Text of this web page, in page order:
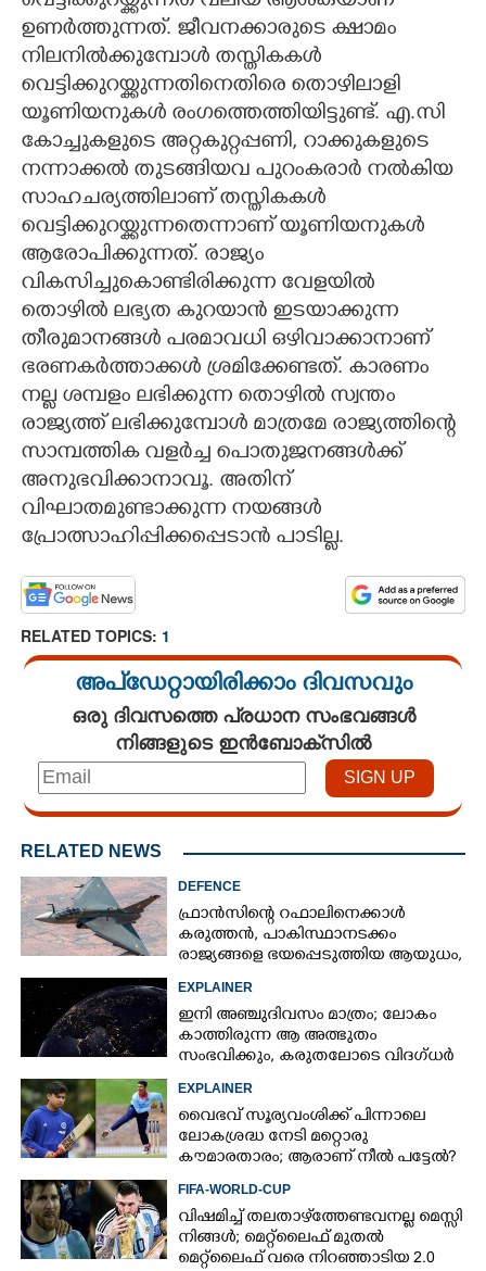
ഉണർത്തുന്നത്. ജീവനക്കാരുടെ ക്ഷാമം
നിലനിൽക്കുമ്പോൾ തസ്തികകൾ
വെട്ടിക്കുറയ്ക്കുന്നതിനെതിരെ തൊഴിലാളി
യൂണിയനുകൾ രംഗത്തെത്തിയിട്ടുണ്ട്. എ.സി
കോച്ചുകളുടെ അറ്റകുറ്റപ്പണി, റാക്കുകളുടെ
നന്നാക്കൽ തുടങ്ങിയവ പുറംകരാർ നൽകിയ
സാഹചര്യത്തിലാണ് തസ്തികകൾ
വെട്ടിക്കുറയ്ക്കുന്നതെന്നാണ് യൂണിയനുകൾ
ആരോപിക്കുന്നത്. രാജ്യം
വികസിച്ചുകൊണ്ടിരിക്കുന്ന വേളയിൽ
തൊഴിൽ ലഭ്യത കുറയാൻ ഇടയാക്കുന്ന
തീരുമാനങ്ങൾ പരമാവധി ഒഴിവാക്കാനാണ്
ഭരണകർത്താക്കൾ ശ്രമിക്കേണ്ടത്. കാരണം
നല്ല ശമ്പളം ലഭിക്കുന്ന തൊഴിൽ സ്വന്തം
രാജ്യത്ത് ലഭിക്കുമ്പോൾ മാത്രമേ രാജ്യത്തിന്റെ
സാമ്പത്തിക വളർച്ച പൊതുജനങ്ങൾക്ക്
അനുഭവിക്കാനാവൂ. അതിന്
വിഘാതമുണ്ടാക്കുന്ന നയങ്ങൾ
പ്രോത്സാഹിപ്പിക്കപ്പെടാൻ പാടില്ല.
RELATED TOPICS: 1
അപ്ഡേറ്റായിരിക്കാം ദിവസവും
ഒരു ദിവസത്തെ പ്രധാന സംഭവങ്ങൾ
നിങ്ങളുടെ ഇൻബോക്സിൽ
RELATED NEWS
DEFENCE
ഫ്രാൻസിന്റെ റഫാലിനെക്കാൾ
കരുത്തൻ,​ പാകിസ്ഥാനടക്കം
രാജ്യങ്ങളെ ഭയപ്പെടുത്തിയ ആയുധം,​
ഇന്ത്യ നിർമ്മിച്ച എണ്ണം 100ലേക്ക്
EXPLAINER
ഇനി അഞ്ചുദിവസം മാത്രം; ലോകം
കാത്തിരുന്ന ആ അത്ഭുതം
സംഭവിക്കും, കരുതലോടെ വിദഗ്ധർ
EXPLAINER
വൈഭവ് സൂര്യവംശിക്ക് പിന്നാലെ
ലോകശ്രദ്ധ നേടി മറ്റൊരു
കൗമാരതാരം; ആരാണ് നീൽ പട്ടേൽ?
FIFA-WORLD-CUP
വിഷമിച്ച് തലതാഴ്‌ത്തേണ്ടവനല്ല മെസ്സി
നിങ്ങള്‍; മെറ്റ്‌ലൈഫ് മുതല്‍
മെറ്റ്‌ലൈഫ് വരെ നിറഞ്ഞാടിയ 2.0